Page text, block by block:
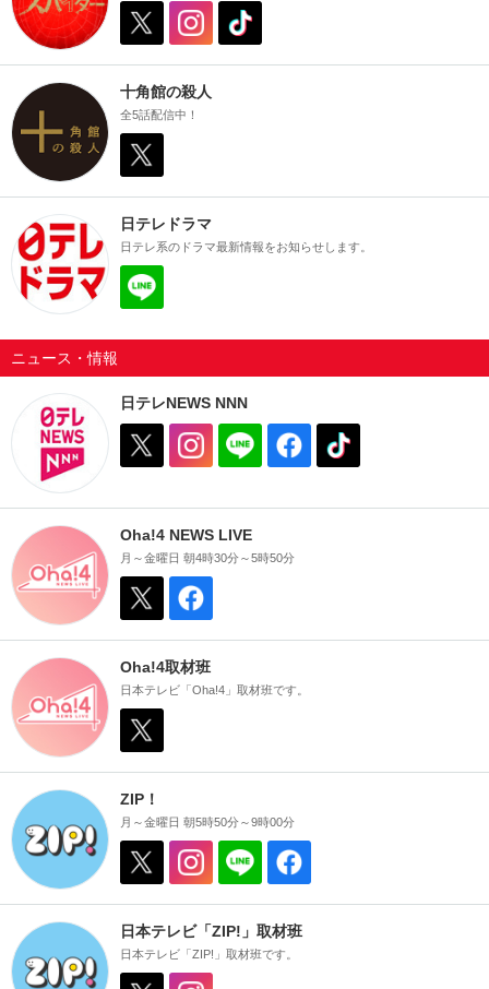
十角館の殺人
全5話配信中！
日テレドラマ
日テレ系のドラマ最新情報をお知らせします。
ニュース ・情報
日テレNEWS NNN
Oha!4 NEWS LIVE
月～金曜日 朝4時30分～5時50分
Oha!4取材班
日本テレビ「Oha!4」取材班です。
ZIP！
月～金曜日 朝5時50分～9時00分
日本テレビ「ZIP!」取材班
日本テレビ「ZIP!」取材班です。